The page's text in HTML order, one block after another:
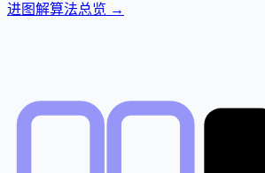
进图解算法总览 →